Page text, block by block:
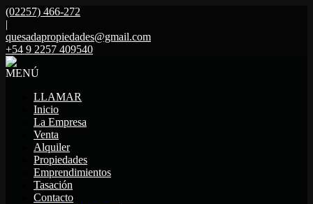
(02257) 466-272
|
quesadapropiedades@gmail.com
+54 9 2257 409540
MENÚ
LLAMAR
Inicio
La Empresa
Venta
Alquiler
Propiedades
Emprendimientos
Tasación
Contacto